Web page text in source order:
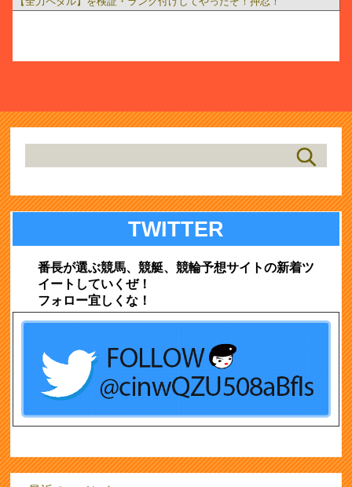
TWITTER
番長が選ぶ競馬、競艇、競輪予想サイトの新着ツ
イートしていくぜ！
フォロー宜しくな！